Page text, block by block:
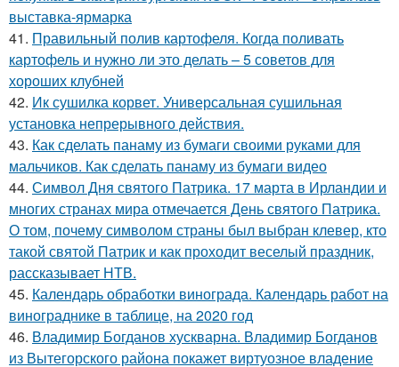
выставка-ярмарка
41. Правильный полив картофеля. Когда поливать
картофель и нужно ли это делать – 5 советов для
хороших клубней
42. Ик сушилка корвет. Универсальная сушильная
установка непрерывного действия.
43. Как сделать панаму из бумаги своими руками для
мальчиков. Как сделать панаму из бумаги видео
44. Символ Дня святого Патрика. 17 марта в Ирландии и
многих странах мира отмечается День святого Патрика.
О том, почему символом страны был выбран клевер, кто
такой святой Патрик и как проходит веселый праздник,
рассказывает НТВ.
45. Календарь обработки винограда. Календарь работ на
винограднике в таблице, на 2020 год
46. Владимир Богданов хускварна. Владимир Богданов
из Вытегорского района покажет виртуозное владение